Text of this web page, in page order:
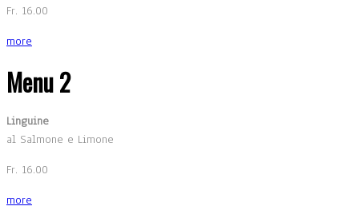
Fr. 16.00
more
Menu 2
Linguine
al Salmone e Limone
Fr. 16.00
more